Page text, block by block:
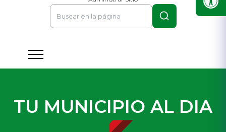
TU MUNICIPIO AL DIA